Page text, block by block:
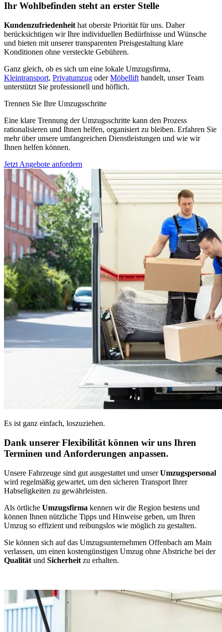
Ihr Wohlbefinden steht an erster Stelle
Kundenzufriedenheit hat oberste Priorität für uns. Daher
berücksichtigen wir Ihre individuellen Bedürfnisse und Wünsche
und bieten mit unserer transparenten Preisgestaltung klare
Konditionen ohne versteckte Gebühren.
Ganz gleich, ob es sich um eine lokale Umzugsfirma,
Kleintransport, Privatumzug oderMöbellift handelt, unser Team
unterstützt Sie professionell und höflich.
Trennen Sie Ihre Umzugsschritte
Eine klare Trennung der Umzugsschritte kann den Prozess
rationalisieren und Ihnen helfen, organisiert zu bleiben. Erfahren Sie
mehr über unsere umfangreichen Dienstleistungen und wie wir
Ihnen helfen können.
Jetzt Angebote anfordern
Es ist ganz einfach, loszuziehen.
Dank unserer Flexibilität können wir uns Ihren
Terminen und Anforderungen anpassen.
Unsere Fahrzeuge sind gut ausgestattet und unserUmzugspersonal
wird regelmäßig gewartet, um den sicheren Transport Ihrer
Habseligkeiten zu gewährleisten.
Als örtliche Umzugsfirma kennen wir die Region bestens und
können Ihnen nützliche Tipps und Hinweise geben, um Ihren
Umzug so effizient und reibungslos wie möglich zu gestalten.
Sie können sich auf das Umzugsunternehmen Offenbach am Main
verlassen, um einen kostengünstigen Umzug ohne Abstriche bei der
Qualität und Sicherheit zu erhalten.